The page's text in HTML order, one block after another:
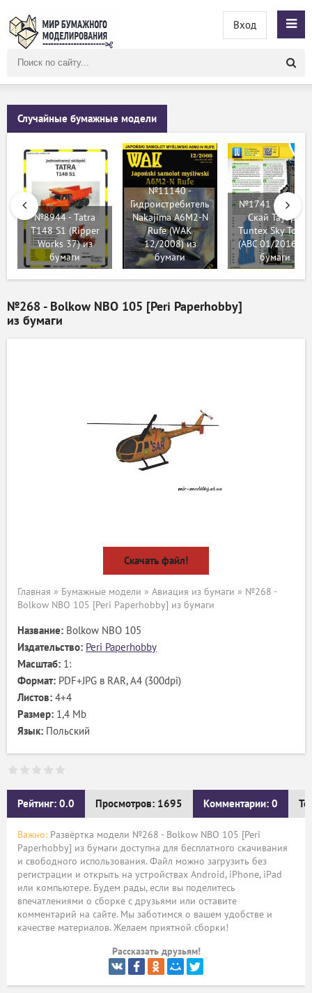
сайту
Вход
Случайные бумажные модели
№8944 - Tatra
T148 S1 (Ripper
Works 37) из
бумаги
№11140 -
Гидроистребитель
Nakajima A6M2-N
Rufe (WAK
12/2008) из
бумаги
№1741 - Тантекс
Скай Тауэр /
Tuntex Sky Tower
(ABC 01/2016) из
бумаги
№268 - Bolkow NBO 105 [Peri Paperhobby]
из бумаги
Скачать файл!
Главная » Бумажные модели » Авиация из бумаги » №268 -
Bolkow NBO 105 [Peri Paperhobby] из бумаги
Название: Bolkow NBO 105
Издательство: Peri Paperhobby
Масштаб: 1:
Формат: PDF+JPG в RAR, А4 (300dpi)
Листов: 4+4
Размер: 1,4 Mb
Язык: Польский
Рейтинг: 0.0 Просмотров: 1695 Комментарии: 0
Важно: Развёртка модели №268 - Bolkow NBO 105 [Peri
Paperhobby] из бумаги доступна для бесплатного скачивания
и свободного использования. Файл можно загрузить без
регистрации и открыть на устройствах Android, iPhone, iPad
или компьютере. Будем рады, если вы поделитесь
впечатлениями о сборке с друзьями или оставите
комментарий на сайте. Мы заботимся о вашем удобстве и
качестве материалов. Желаем приятной сборки!
Рассказать друзьям!